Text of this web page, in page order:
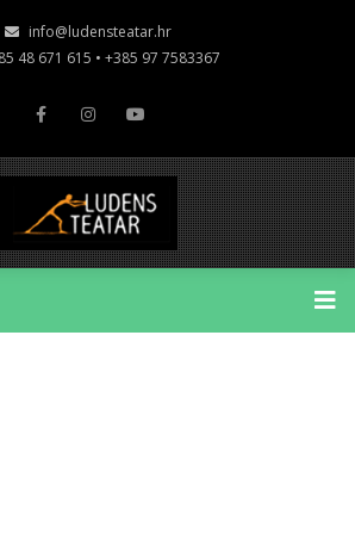
info@ludensteatar.hr
48 671 615 • +385 97 7583367